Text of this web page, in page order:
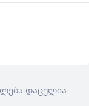
დაცულია